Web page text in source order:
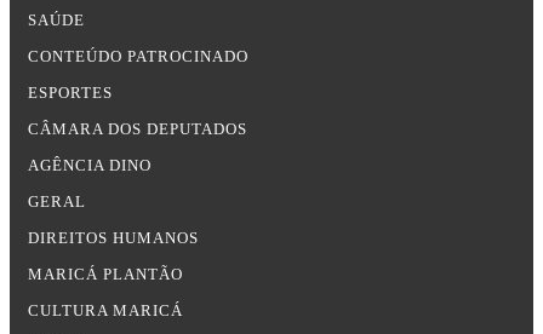
SAÚDE
CONTEÚDO PATROCINADO
ESPORTES
CÂMARA DOS DEPUTADOS
AGÊNCIA DINO
GERAL
DIREITOS HUMANOS
MARICÁ PLANTÃO
CULTURA MARICÁ